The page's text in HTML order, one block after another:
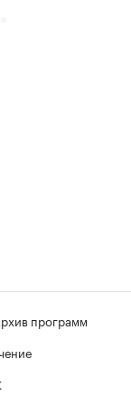
программ